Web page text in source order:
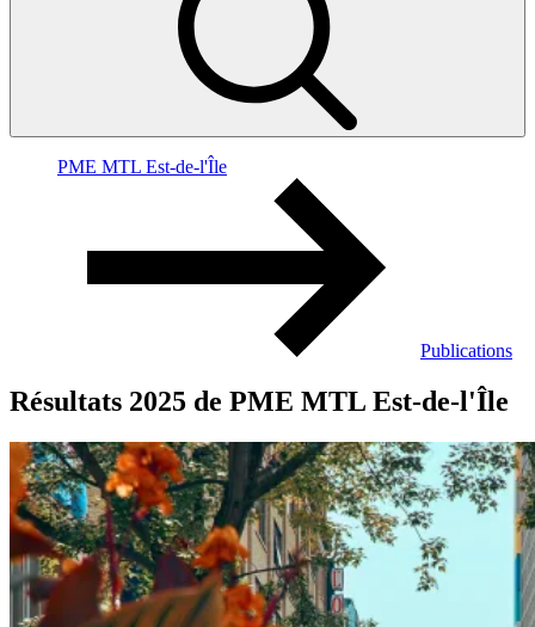
PME MTL Est-de-l'Île
Publications
Résultats 2025 de PME MTL Est-de-l'Île